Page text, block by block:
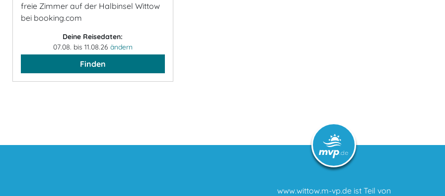
freie Zimmer auf der Halbinsel Wittow
bei booking.com
Deine Reisedaten:
07.08. bis 11.08.26 ändern
Finden
www.wittow.m-vp.de ist Teil von